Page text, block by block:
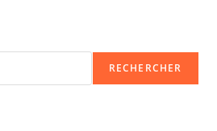
RECHERCHER